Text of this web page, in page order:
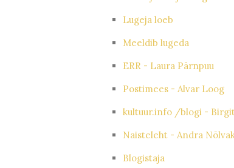
Lugeja loeb
Meeldib lugeda
ERR - Laura Pärnpuu
Postimees - Alvar Loog
kultuur.info /blogi -
Naisteleht - Andra
Blogistaja